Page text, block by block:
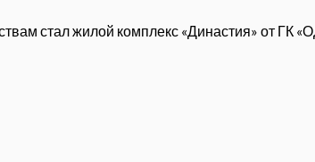
стал жилой комплекс «Династия» от ГК